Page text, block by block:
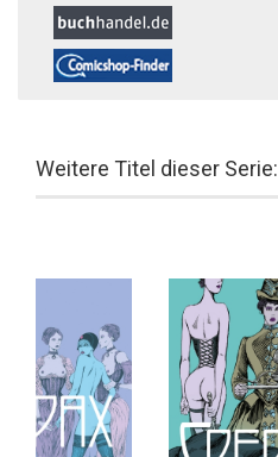
Weitere Titel dieser Serie: